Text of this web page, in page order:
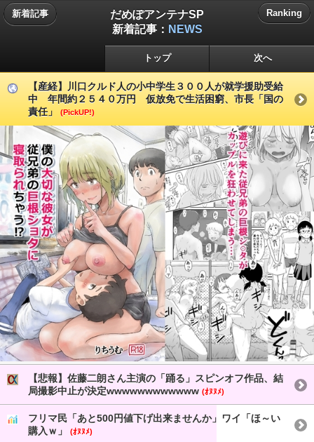
新着記事
だめぽアンテナSP
新着記事： NEWS
Ranking
トップ 次へ
【産経】川口クルド人の小中学生３００人が就学援助受給
中 年間約２５４０万円 仮放免で生活困窮、市長「国の
責任」
(PickUP!)
【悲報】佐藤二朗さん主演の「踊る」スピンオフ作品、結
局撮影中止が決定wwwwwwwwwwww (ｵﾇﾇﾒ)
フリマ民「あと500円値下げ出来ませんか」ワイ「ほ～い
購入ｗ」
(ｵﾇﾇﾒ)